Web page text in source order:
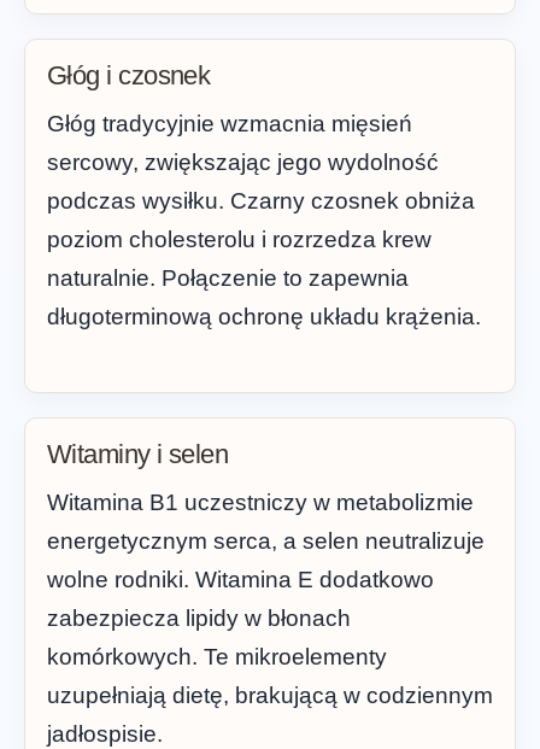
Głóg i czosnek
Głóg tradycyjnie wzmacnia mięsień
sercowy, zwiększając jego wydolność
podczas wysiłku. Czarny czosnek obniża
poziom cholesterolu i rozrzedza krew
naturalnie. Połączenie to zapewnia
długoterminową ochronę układu krążenia.
Witaminy i selen
Witamina B1 uczestniczy w metabolizmie
energetycznym serca, a selen neutralizuje
wolne rodniki. Witamina E dodatkowo
zabezpiecza lipidy w błonach
komórkowych. Te mikroelementy
uzupełniają dietę, brakującą w codziennym
jadłospisie.